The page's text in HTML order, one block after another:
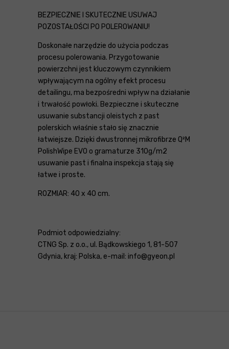
BEZPIECZNIE I SKUTECZNIE USUWAJ
POZOSTAŁOŚCI PO POLEROWANIU!
Doskonałe narzędzie do użycia podczas
procesu polerowania. Przygotowanie
powierzchni jest kluczowym czynnikiem
wpływającym na ogólny efekt procesu
detailingu, ma bezpośredni wpływ na działanie
i trwałość powłoki. Bezpieczne i skuteczne
usuwanie substancji oleistych z past
polerskich właśnie stało się znacznie
łatwiejsze. Dzięki dwustronnej mikrofibrze Q²M
PolishWipe EVO o gramaturze 310g/m2
usuwanie past i finalna inspekcja stają się
łatwe i proste.
ROZMIAR: 40 x 40 cm.
Podmiot odpowiedzialny:
CTNG Sp. z o.o., ul. Bądkowskiego 1, 81-507
Gdynia, kraj: Polska, e-mail: info@gyeon.pl